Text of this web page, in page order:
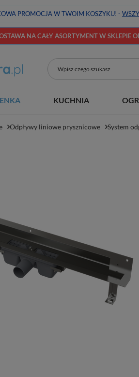
PROMOCJA W TWOIM KOSZYKU! -
NA CAŁY ASORTYMENT W SKLEPIE
KUCHNIA
Odpływy liniowe prysznicowe System